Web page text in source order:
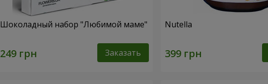
Шоколадный набор "Любимой маме"
Заказать
Nutella